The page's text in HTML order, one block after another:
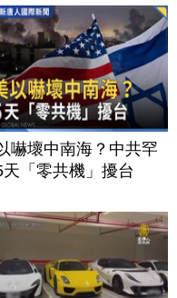
嚇壞中南海？中共罕
天「零共機」擾台